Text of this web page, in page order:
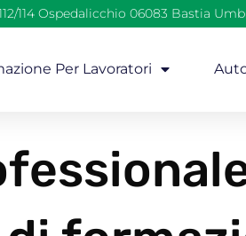
114 Ospedalicchio 06083 Bastia
Per Lavoratori